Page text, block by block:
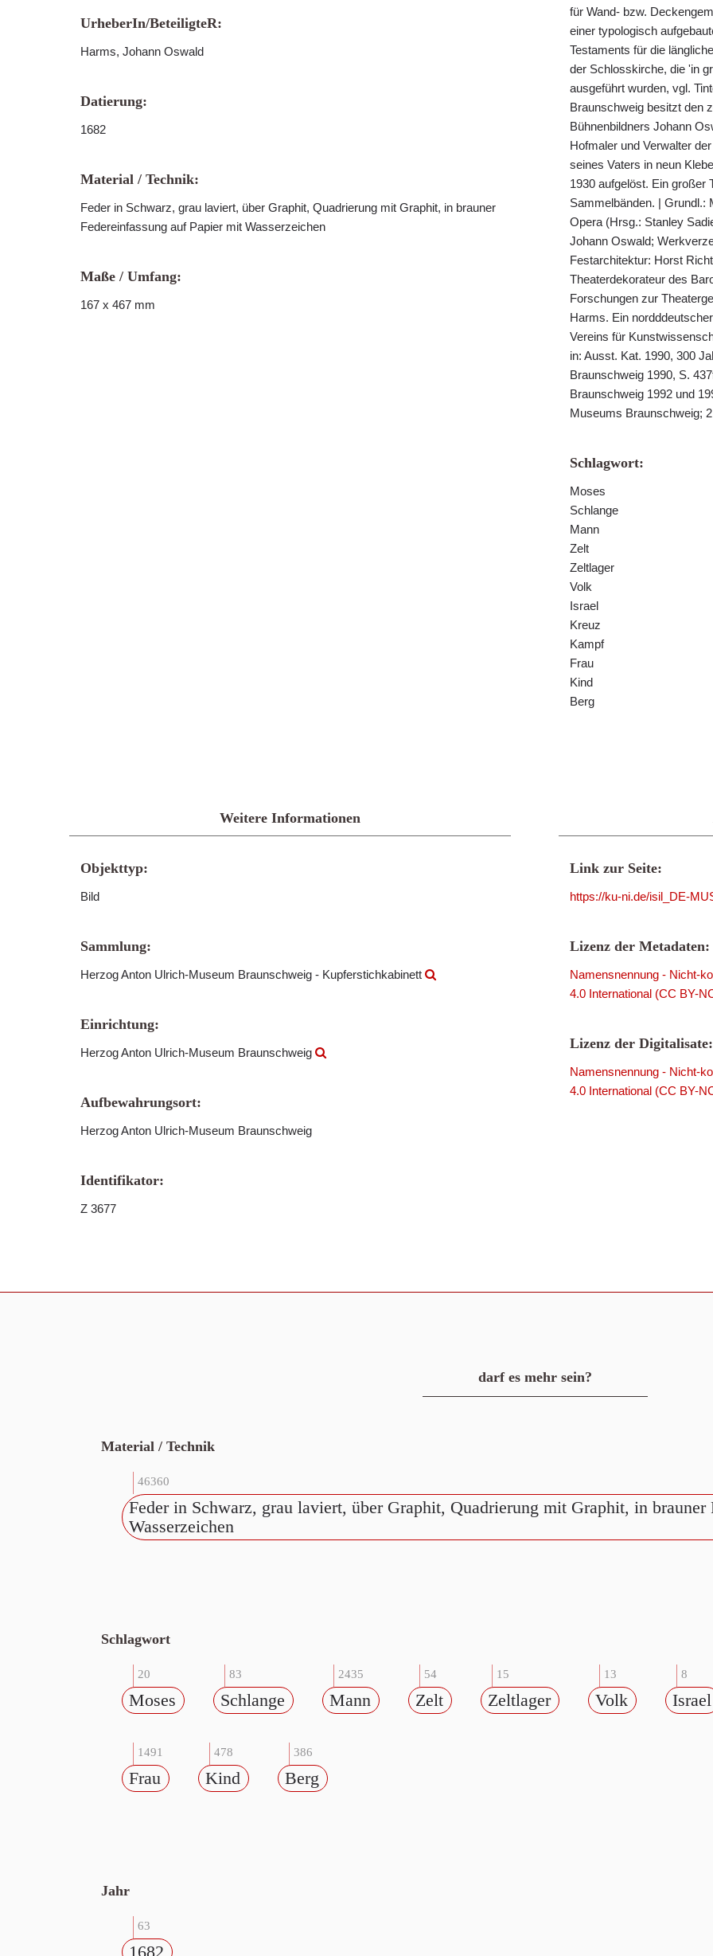
UrheberIn/BeteiligteR:
Harms, Johann Oswald
Datierung:
1682
Material / Technik:
Feder in Schwarz, grau laviert, über Graphit, Quadrierung mit Graphit, in brauner
Federeinfassung auf Papier mit Wasserzeichen
Maße / Umfang:
167 x 467 mm
für Wand- bzw.
einer typologisch
Testaments für die
der Schlosskirche, die 'in
ausgeführt wurden, vgl.
Braunschweig besitzt den
Bühnenbildners Johann
Hofmaler und Verwalter
seines Vaters in neun
1930 aufgelöst. Ein großer
Sammelbänden. | Grundl.:
Opera (Hrsg.: Stanley
Johann Oswald;
Festarchitektur: Horst
Theaterdekorateur des
Forschungen zur
Harms. Ein
Vereins für
in: Ausst. Kat. 1990, 300
Braunschweig 1990, S.
Braunschweig 1992 und
Museums Braunschweig;
Schlagwort:
Moses
Schlange
Mann
Zelt
Zeltlager
Volk
Israel
Kreuz
Kampf
Frau
Kind
Berg
Weitere Informationen
Objekttyp:
Bild
Sammlung:
Herzog Anton Ulrich-Museum Braunschweig - Kupferstichkabinett
Einrichtung:
Herzog Anton Ulrich-Museum Braunschweig
Aufbewahrungsort:
Herzog Anton Ulrich-Museum Braunschweig
Identifikator:
Z 3677
Link zur Seite:
https://ku-ni.de/isil_DE-
Lizenz der Metadaten:
Namensnennung - Nicht-
4.0 International (CC BY-
Lizenz der Digitalisate:
Namensnennung - Nicht-
4.0 International (CC BY-
darf es mehr sein?
Material / Technik
46360
Feder in Schwarz, grau laviert, über Graphit, Quadrierung mit Graphit, in brauner
Wasserzeichen
Schlagwort
20
Moses
83
Schlange
2435
Mann
54
Zelt
15
Zeltlager
13
Volk
8
Israel
1491
Frau
478
Kind
386
Berg
Jahr
63
1682